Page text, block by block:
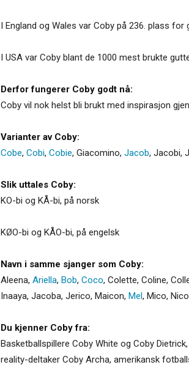
I England og Wales var Coby på 236. plass for
I USA var Coby blant de 1000 mest brukte
Derfor fungerer Coby godt nå:
Coby vil nok helst bli brukt med inspirasjon
Varianter av Coby:
Cobe, Cobi, Cobie, Giacomino, Jacob, Jacobi,
Slik uttales Coby:
KO-bi og KÅ-bi, på norsk
KØO-bi og KÅO-bi, på engelsk
Navn i samme sjanger som Coby:
Aleena, Ariella, Bob, Coco, Colette, Coline,
Inaaya, Jacoba, Jerico, Maicon, Mel, Mico,
Du kjenner Coby fra:
Basketballspillere Coby White og Coby
reality-deltaker Coby Archa, amerikansk